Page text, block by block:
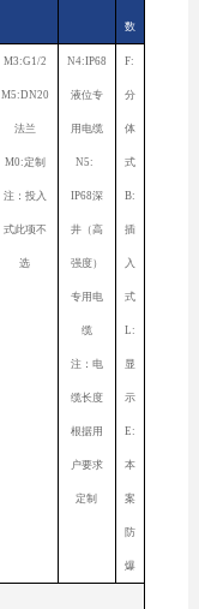
数
M3:G1/2
M5:DN20
法兰
M0:定制
注：投入
式此项不
选
N4:IP68
液位专
用电缆
N5:
IP68深
井（高
强度）
专用电
缆
注：电
缆长度
根据用
户要求
定制
F:
分
体
式
B:
插
入
式
L:
显
示
E:
本
案
防
爆